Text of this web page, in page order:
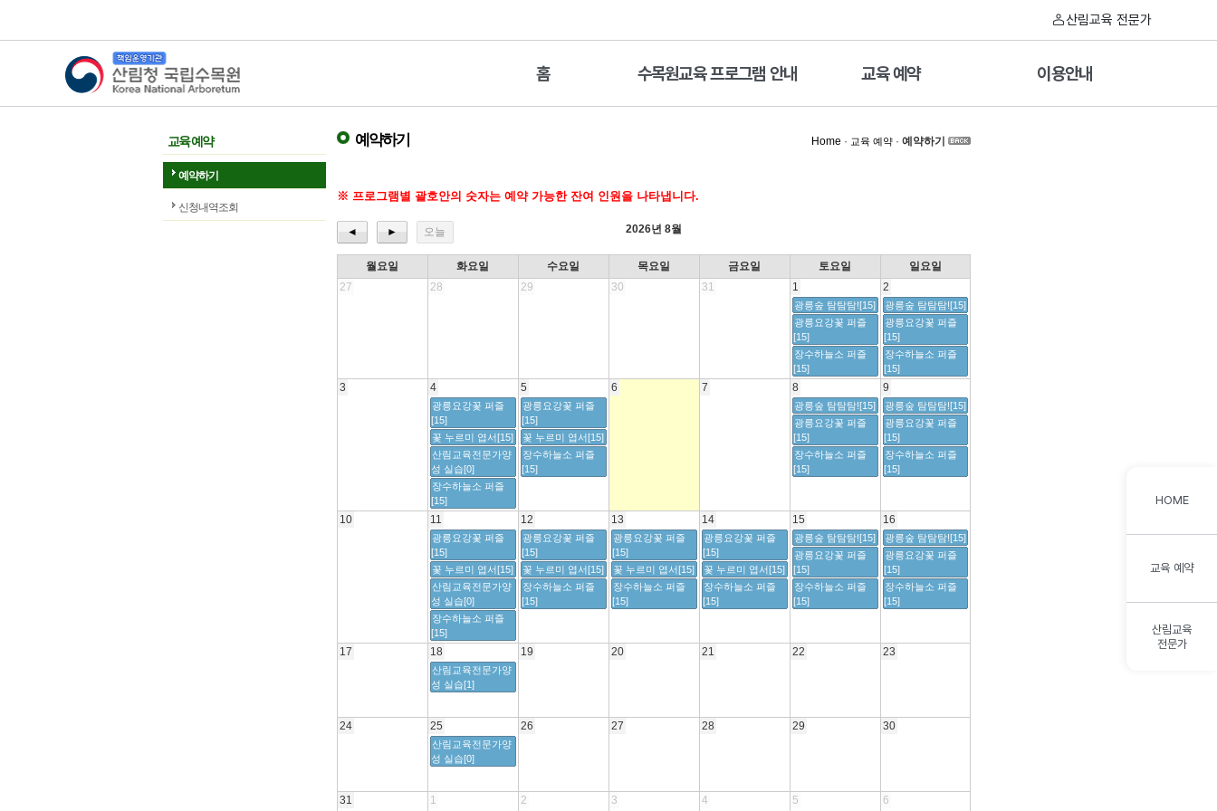
산림교육 전문가
산림청 국립수목원
홈 수목원교육 프로그램 안내 교육 예약 이용안내
교육 예약
예약하기
신청내역조회
Home · 교육 예약· 예약하기
예약하기
※ 프로그램별 괄호안의 숫자는 예약 가능한 잔여 인원을 나타냅니다.
◄ ► 오늘 2026년 8월
월요일 화요일 수요일 목요일 금요일 토요일
일요일
27
28 29 30 31 1 2
3 4 5 6 7 8 9
10 11 12 13 14 15 16
17 18 19 20 21 22 23
24 25 26 27 28 29 30
31 1 2 3 4 5 6
광릉숲 탐탐탐![15]
광릉숲 탐탐탐![15]
광릉요강꽃 퍼즐
[15]
광릉요강꽃 퍼즐
[15]
장수하늘소 퍼즐
[15]
장수하늘소 퍼즐
[15]
광릉요강꽃 퍼즐
[15]
광릉요강꽃 퍼즐
[15]
광릉숲 탐탐탐![15] 광릉숲 탐탐탐![15]
꽃 누르미 엽서[15] 꽃 누르미 엽서[15]
광릉요강꽃 퍼즐
[15]
광릉요강꽃 퍼즐
[15]
산림교육전문가양
성 실습[0]
장수하늘소 퍼즐
[15]
장수하늘소 퍼즐
[15]
장수하늘소 퍼즐
[15]
장수하늘소 퍼즐
[15]
광릉요강꽃 퍼즐
[15]
광릉요강꽃 퍼즐
[15]
광릉요강꽃 퍼즐
[15]
광릉요강꽃 퍼즐
[15]
광릉숲 탐탐탐![15] 광릉숲 탐탐탐![15]
꽃 누르미 엽서[15] 꽃 누르미 엽서[15] 꽃 누르미 엽서[15] 꽃 누르미 엽서[15]
광릉요강꽃 퍼즐
[15]
광릉요강꽃 퍼즐
[15]
산림교육전문가양
성 실습[0]
장수하늘소 퍼즐
[15]
장수하늘소 퍼즐
[15]
장수하늘소 퍼즐
[15]
장수하늘소 퍼즐
[15]
장수하늘소 퍼즐
[15]
장수하늘소 퍼즐
[15]
산림교육전문가양
성 실습[1]
산림교육전문가양
성 실습[0]
HOME
교육 예약
산림교육
전문가